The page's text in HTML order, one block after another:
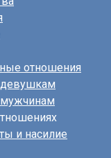
отношения
и насилие